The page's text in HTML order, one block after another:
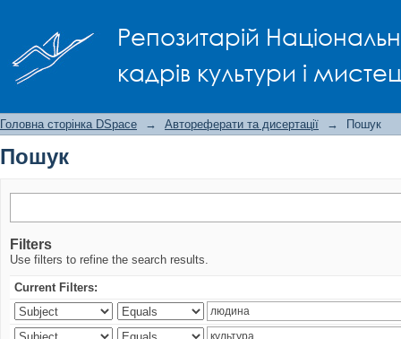
Репозитарій
кадрів культури і
Головна сторінка DSpace → Автореферати та дисертації → Пошук
Пошук
Filters
Use filters to refine the search results.
Current Filters: